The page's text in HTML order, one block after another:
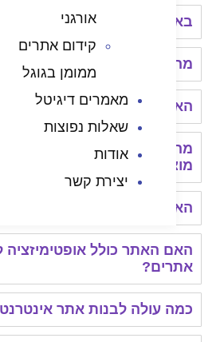
קידום אתרים
ממומן בגוגל
מאמרים דיגיטל
שאלות נפוצות
יצירת קשר
מערכת כדאי לבנות אתר?
דף נחיתה ומתי צריך אותו?
אתר חייב להיות מותאם למובייל?
בין חנות אינטרנטית לקטלוג
אפשר לקדם אתר בגוגל בלי תוכן?
האתר כולל אופטימיזציה לקידום
עולה לבנות אתר אינטרנט?